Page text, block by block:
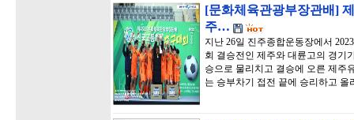
[문화체육관광부장관배]
주…
지난 26일 진주종합운동장에서
회 결승전인 제주와 대륜고의 경기
승으로 물리치고 결승에 오른 제주
는 승부차기 접전 끝에 승리하고